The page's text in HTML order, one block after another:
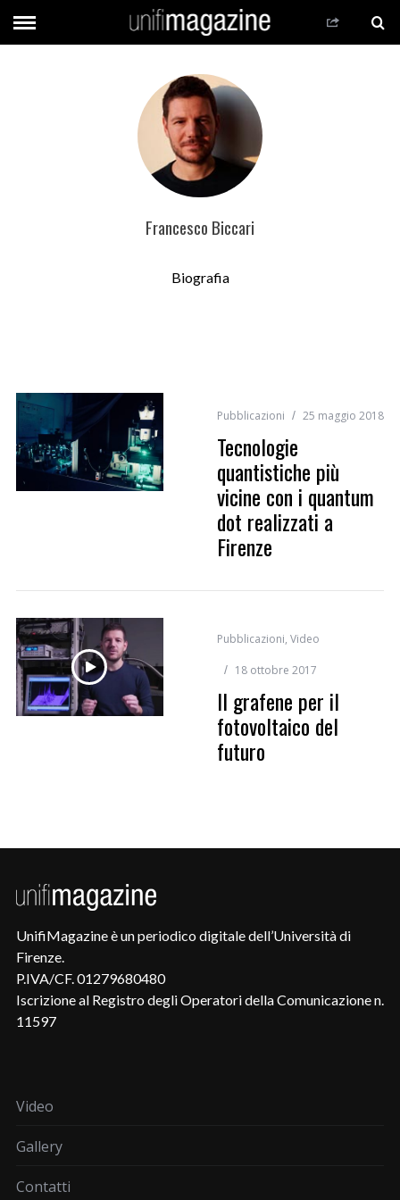
Francesco Biccari
Biografia
Pubblicazioni 25 maggio 2018
Tecnologie
quantistiche più
vicine con i quantum
dot realizzati a
Firenze
Pubblicazioni, Video
18 ottobre 2017
Il grafene per il
fotovoltaico del
futuro
UnifiMagazine è un periodico digitale dell’Università di
Firenze.
P.IVA/CF. 01279680480
Iscrizione al Registro degli Operatori della Comunicazione n.
11597
Video
Gallery
Contatti